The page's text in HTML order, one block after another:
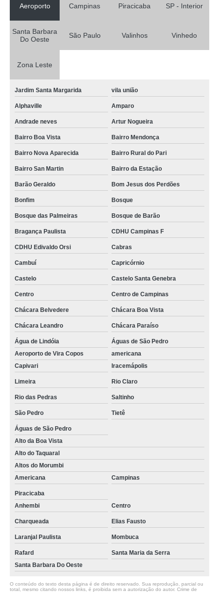
Aeroporto Campinas Piracicaba SP - Interior
Santa Barbara
Do Oeste
São Paulo Valinhos Vinhedo
Zona Leste
Jardim Santa Margarida vila união
Alphaville Amparo
Andrade neves Artur Nogueira
Bairro Boa Vista Bairro Mendonça
Bairro Nova Aparecida Bairro Rural do Pari
Bairro San Martin Bairro da Estação
Barão Geraldo Bom Jesus dos Perdões
Bonfim Bosque
Bosque das Palmeiras Bosque de Barão
Bragança Paulista CDHU Campinas F
CDHU Edivaldo Orsi Cabras
Cambuí Capricórnio
Castelo Castelo Santa Genebra
Centro Centro de Campinas
Chácara Belvedere Chácara Boa Vista
Chácara Leandro Chácara Paraíso
Água de Lindóia
Águas de São Pedro
Aeroporto de Vira Copos
americana
Capivari
Iracemápolis
Limeira Rio Claro
Rio das Pedras Saltinho
São Pedro Tietê
Águas de São Pedro
Alto da Boa Vista
Alto do Taquaral
Altos do Morumbi
Americana
Campinas
Piracicaba
Anhembi
Centro
Charqueada Elias Fausto
Laranjal Paulista Mombuca
Rafard
Santa Maria da Serra
Santa Barbara Do Oeste
O conteúdo do texto desta página é de direito reservado. Sua reprodução, parcial ou
total, mesmo citando nossos links, é proibida sem a autorização do autor. Crime de